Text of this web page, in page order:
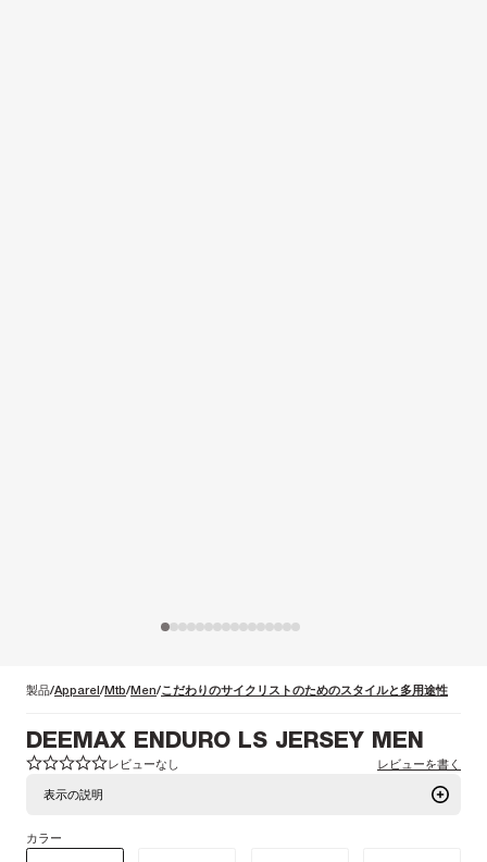
製品 Apparel Mtb Men こだわりのサイクリストのためのスタイルと多用途性
DEEMAX ENDURO LS JERSEY MEN
1 2 3 4 5
1 2 3 4 5 レビューなし レビューを書く
表示の説明
このテクニカルなMTBジャージは、耐摩耗性と通気性を兼ね備えている。長時間
カラー